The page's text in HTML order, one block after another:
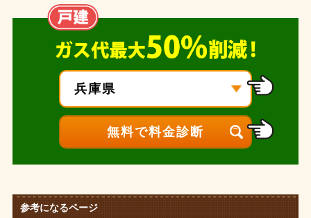
参考になるページ